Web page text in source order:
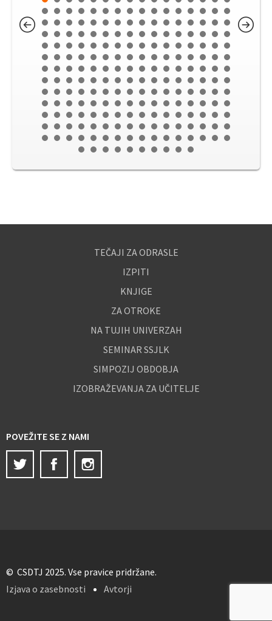
TEČAJI ZA ODRASLE
IZPITI
KNJIGE
ZA OTROKE
NA TUJIH UNIVERZAH
SEMINAR SSJLK
SIMPOZIJ OBDOBJA
IZOBRAŽEVANJA ZA UČITELJE
POVEŽITE SE Z NAMI
Twitter
Facebook
© CSDTJ 2025. Vse pravice pridržane.
Izjava o zasebnosti
Avtorji